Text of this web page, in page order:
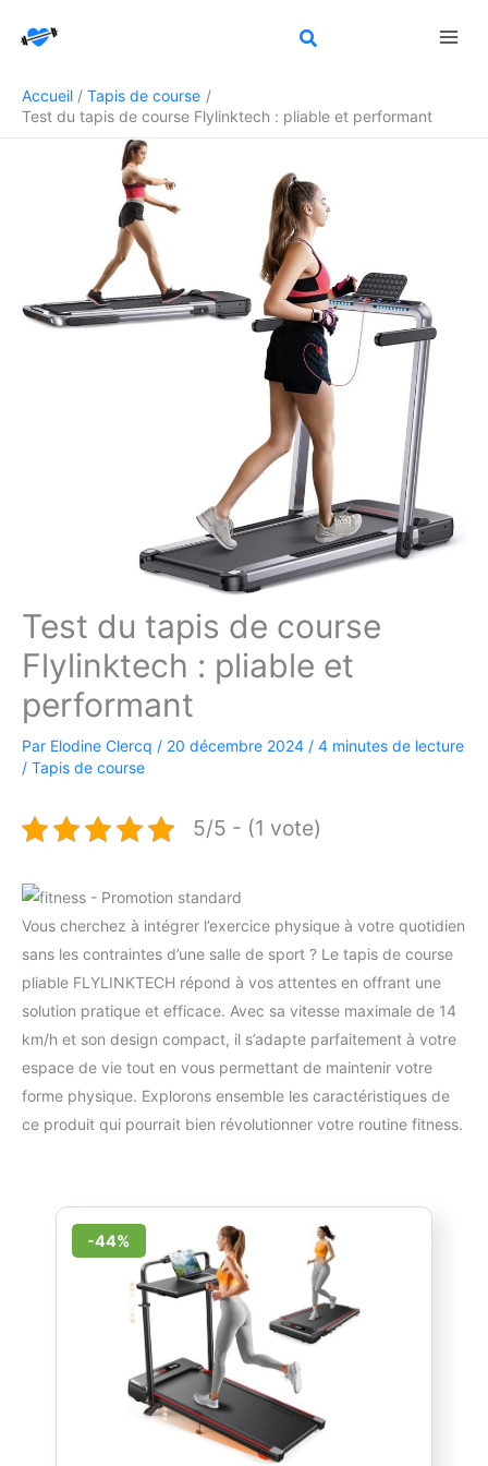
Accueil
Tapis de course
Test du tapis de course Flylinktech : pliable et performant
Test du tapis de course
Flylinktech : pliable et
performant
Par Elodine Clercq / 20 décembre 2024 / 4 minutes de lecture
/ Tapis de course
5/5 - (1 vote)
Vous cherchez à intégrer l’exercice physique à votre quotidien
sans les contraintes d’une salle de sport ? Le tapis de course
pliable FLYLINKTECH répond à vos attentes en offrant une
solution pratique et efficace. Avec sa vitesse maximale de 14
km/h et son design compact, il s’adapte parfaitement à votre
espace de vie tout en vous permettant de maintenir votre
forme physique. Explorons ensemble les caractéristiques de
ce produit qui pourrait bien révolutionner votre routine fitness.
-44%